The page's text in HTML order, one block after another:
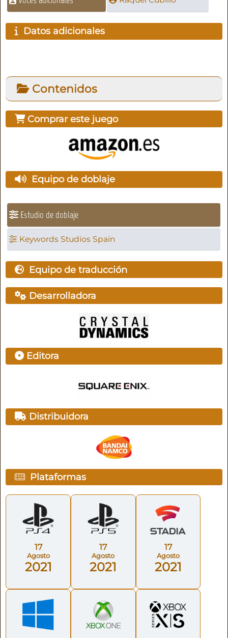
Datos adicionales
Contenidos
Comprar este juego
Equipo de doblaje
Estudio de doblaje
Keywords Studios Spain
Equipo de traducción
Desarrolladora
Editora
Distribuidora
Plataformas
17
Agosto
2021
17
Agosto
2021
17
Agosto
2021